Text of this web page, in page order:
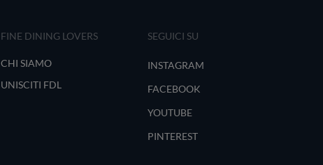
FINE DINING LOVERS
CHI SIAMO
UNISCITI FDL
SEGUICI SU
INSTAGRAM
FACEBOOK
YOUTUBE
PINTEREST